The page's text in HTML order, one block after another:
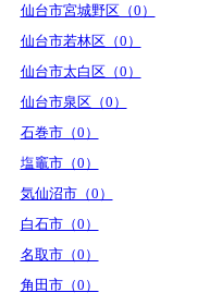
仙台市宮城野区（0）
仙台市若林区（0）
仙台市太白区（0）
仙台市泉区（0）
石巻市（0）
塩竈市（0）
気仙沼市（0）
白石市（0）
名取市（0）
角田市（0）